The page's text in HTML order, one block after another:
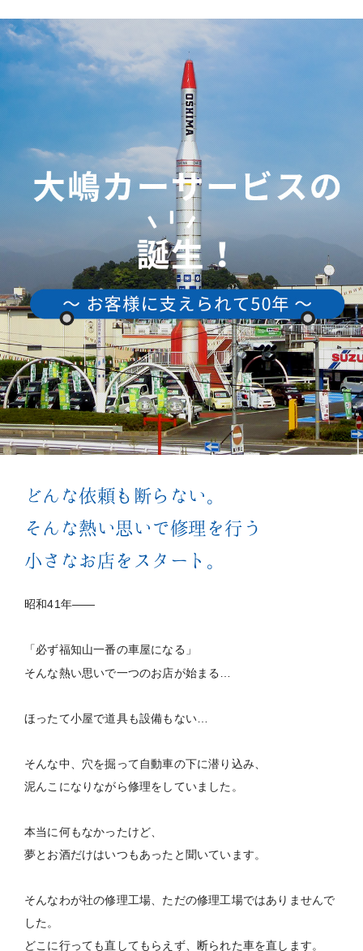
どんな依頼も断らない。
そんな熱い思いで修理を行う
小さなお店をスタート。
昭和41年――
「必ず福知山一番の車屋になる」
そんな熱い思いで一つのお店が始まる…
ほったて小屋で道具も設備もない…
そんな中、穴を掘って自動車の下に潜り込み、
泥んこになりながら修理をしていました。
本当に何もなかったけど、
夢とお酒だけはいつもあったと聞いています。
そんなわが社の修理工場、ただの修理工場ではありませんで
した。
どこに行っても直してもらえず、断られた車を直します。